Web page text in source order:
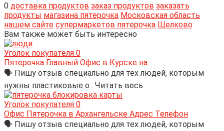
0 доставка продуктов заказ продуктов заказать
продукты магазина пятерочка Московская область
нашем сайте супермаркетов пятерочка Щелково
Вам также может быть интересно
Уголок покупателя 0
Пятерочка Главный Офис в Курске на
🗣 Пишу отзыв специально для тех людей, которым
нужны пластиковые о . Читать весь
Уголок покупателя 0
Офис Пятерочка в Архангельске Адрес Телефон
🗣 Пишу отзыв специально для тех людей, которым